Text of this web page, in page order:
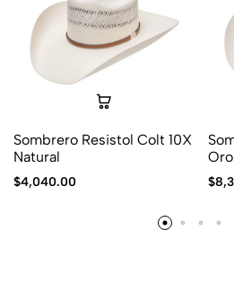
Sombrero Resistol Colt 10X
Natural
$4,040.00 $